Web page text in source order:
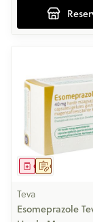
Op voorschrift
Geneesmiddel
Teva
Esomeprazole